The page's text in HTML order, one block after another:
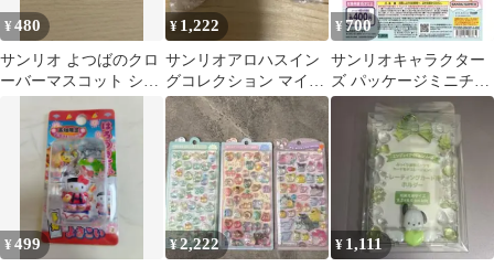
¥480
サンリオ よつばのクロ
ーバーマスコット シナ
¥ 1,222
サンリオアロハスイン
グコレクション マイメ
ロディ ハローキテ
ィ ポチャッコ
¥700
サンリオキャラクター
ズ パッケージミニチュ
アコレクション【クロ
¥499 ¥2,222 ¥ 1,111